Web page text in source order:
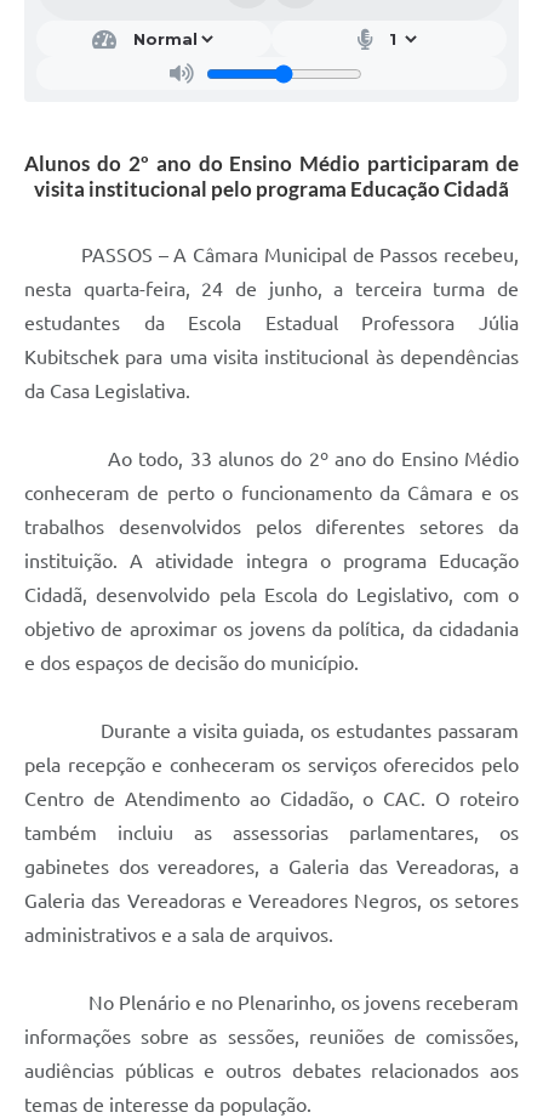
Alunos do 2º ano do Ensino Médio participaram de
visita institucional pelo programa Educação Cidadã
PASSOS – A Câmara Municipal de Passos recebeu,
nesta quarta-feira, 24 de junho, a terceira turma de
estudantes da Escola Estadual Professora Júlia
Kubitschek para uma visita institucional às dependências
da Casa Legislativa.
Ao todo, 33 alunos do 2º ano do Ensino Médio
conheceram de perto o funcionamento da Câmara e os
trabalhos desenvolvidos pelos diferentes setores da
instituição. A atividade integra o programa Educação
Cidadã, desenvolvido pela Escola do Legislativo, com o
objetivo de aproximar os jovens da política, da cidadania
e dos espaços de decisão do município.
Durante a visita guiada, os estudantes passaram
pela recepção e conheceram os serviços oferecidos pelo
Centro de Atendimento ao Cidadão, o CAC. O roteiro
também incluiu as assessorias parlamentares, os
gabinetes dos vereadores, a Galeria das Vereadoras, a
Galeria das Vereadoras e Vereadores Negros, os setores
administrativos e a sala de arquivos.
No Plenário e no Plenarinho, os jovens receberam
informações sobre as sessões, reuniões de comissões,
audiências públicas e outros debates relacionados aos
temas de interesse da população.